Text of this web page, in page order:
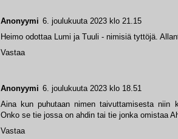
Anonyymi 6. joulukuuta 2023 klo 18.51
Aina kun puhutaan nimen taivuttamisesta niin
Onko se tie jossa on ahdin tai tie jonka omistaa
Vastaa
Anonyymi 6. joulukuuta 2023 klo 21.15
Heimo odottaa Lumi ja Tuuli - nimisiä tyttöjä.
Vastaa